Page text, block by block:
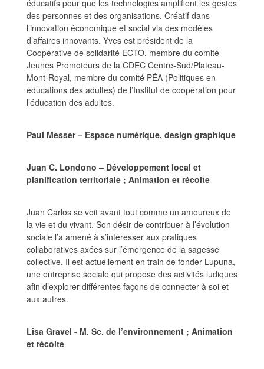
éducatifs pour que les technologies amplifient les gestes
des personnes et des organisations. Créatif dans
l’innovation économique et social via des modèles
d’affaires innovants. Yves est président de la
Coopérative de solidarité ECTO, membre du comité
Jeunes Promoteurs de la CDEC Centre-Sud/Plateau-
Mont-Royal, membre du comité PÉA (Politiques en
éducations des adultes) de l’Institut de coopération pour
l’éducation des adultes.
Paul Messer – Espace numérique, design graphique
Juan C. Londono – Développement local et
planification territoriale ; Animation et récolte
Juan Carlos se voit avant tout comme un amoureux de
la vie et du vivant. Son désir de contribuer à l’évolution
sociale l’a amené à s’intéresser aux pratiques
collaboratives axées sur l’émergence de la sagesse
collective. Il est actuellement en train de fonder Lupuna,
une entreprise sociale qui propose des activités ludiques
afin d’explorer différentes façons de connecter à soi et
aux autres.
Lisa Gravel - M. Sc. de l’environnement ; Animation
et récolte